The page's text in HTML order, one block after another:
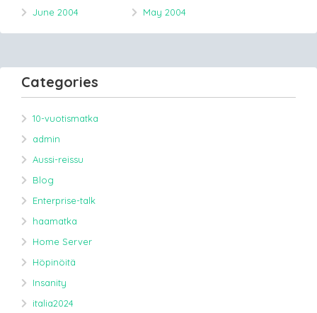
June 2004
May 2004
Categories
10-vuotismatka
admin
Aussi-reissu
Blog
Enterprise-talk
haamatka
Home Server
Höpinöitä
Insanity
italia2024